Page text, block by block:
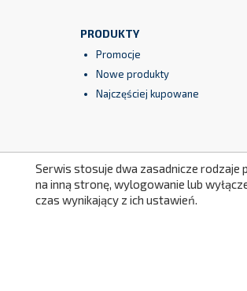
PRODUKTY
Promocje
Nowe produkty
Najczęściej kupowane
Facebook
Serwis stosuje dwa zasadnicze rodzaje
na inną stronę, wylogowanie lub
czas wynikający z ich ustawień.